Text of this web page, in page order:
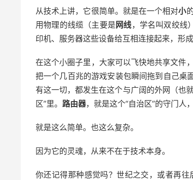
从技术上讲，它很简单。就是在一个相对小
用物理的线缆（主要是 网线，学名叫双绞线
印机、服务器这些设备给互相连接起来，形
在这个小圈子里，大家可以飞快地共享文件
把一个几百兆的游戏安装包瞬间拖到自己桌
有这一切，都发生在这个与广阔的外网（也
区”里。 路由器，就是这个“自治区”的守门人
就是这么简单。也这么复杂。
因为它的灵魂，从来不在于技术本身。
你还记得那种感觉吗？世纪之交，或者再